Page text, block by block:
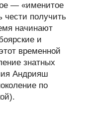
— «именитое
чести получить
начинают
и
временной
знатных
Андрияш
по